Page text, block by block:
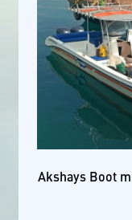
Akshays Boot